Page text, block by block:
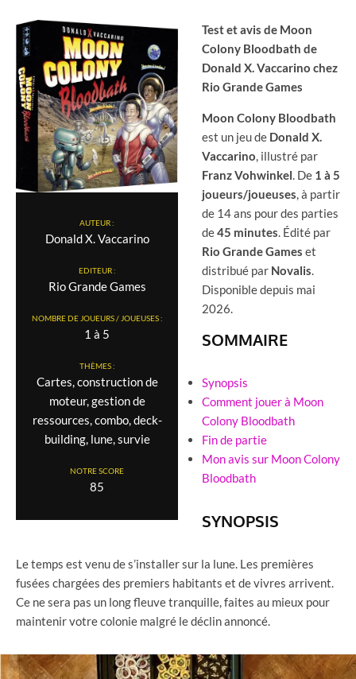
AUTEUR :
Donald X. Vaccarino
EDITEUR :
Rio Grande Games
NOMBRE DE JOUEURS / JOUEUSES :
1 à 5
THÈMES :
Cartes, construction de
moteur, gestion de
ressources, combo, deck-
building, lune, survie
NOTRE SCORE
85
Test et avis de Moon
Colony Bloodbath de
Donald X. Vaccarino chez
Rio Grande Games
Moon Colony Bloodbath
est un jeu de Donald X.
Vaccarino, illustré par
Franz Vohwinkel. De 1 à 5
joueurs/joueuses, à partir
de 14 ans pour des parties
de45 minutes. Édité par
Rio Grande Games et
distribué par Novalis.
Disponible depuis mai
2026.
SOMMAIRE
Synopsis
Comment jouer à Moon
Colony Bloodbath
Fin de partie
Mon avis sur Moon Colony
Bloodbath
SYNOPSIS
Le temps est venu de s’installer sur la lune. Les premières
fusées chargées des premiers habitants et de vivres arrivent.
Ce ne sera pas un long fleuve tranquille, faites au mieux pour
maintenir votre colonie malgré le déclin annoncé.